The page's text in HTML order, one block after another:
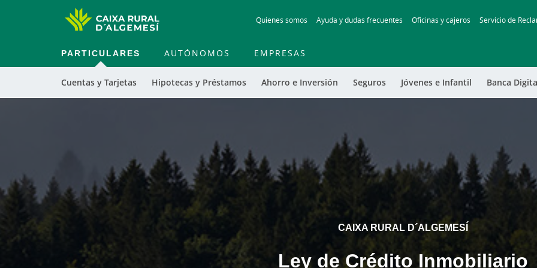
Quienes somos Ayuda y dudas frecuentes Oficinas y cajeros Servicio de
PARTICULARES
Cuentas y Tarjetas Hipotecas y Préstamos Ahorro e Inversión Seguros Jóvenes e Infantil Banca
AUTÓNOMOS EMPRESAS
CAIXA RURAL D´ALGEMESÍ
Ley de Crédito Inmobiliario